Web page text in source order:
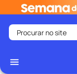
Procurar no site
1